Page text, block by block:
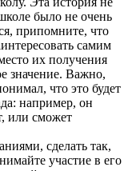
было не очень
припомните, что
самим
их получения
значение. Важно,
что это будет
например, он
или сможет
сделать так,
участие в его